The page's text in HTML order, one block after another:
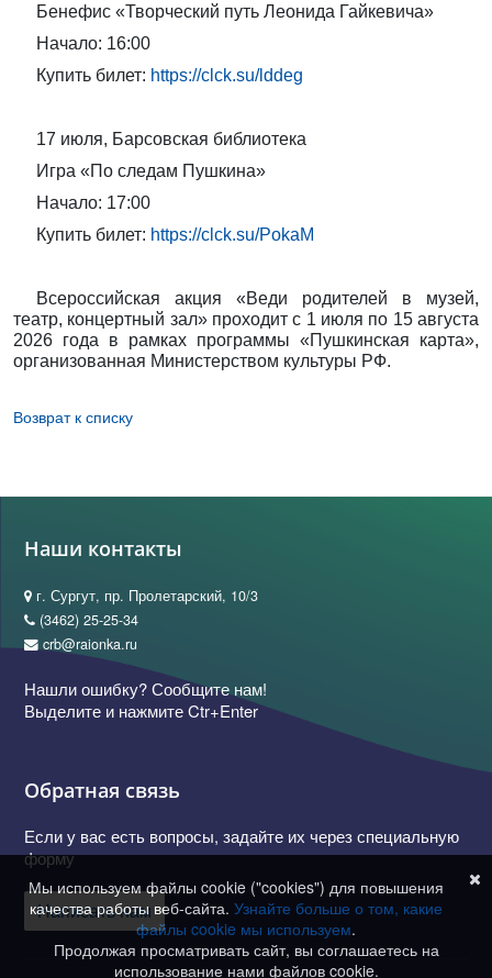
Бенефис «Творческий путь Леонида Гайкевича»
Начало: 16:00
Купить билет: https://clck.su/lddeg
17 июля, Барсовская библиотека
Игра «По следам Пушкина»
Начало: 17:00
Купить билет: https://clck.su/PokaM
Всероссийская акция «Веди родителей в музей,
театр, концертный зал» проходит с 1 июля по 15 августа
2026 года в рамках программы «Пушкинская карта»,
организованная Министерством культуры РФ.
Возврат к списку
Наши контакты
г. Сургут, пр. Пролетарский, 10/3
(3462) 25-25-34
crb@raionka.ru
Нашли ошибку? Сообщите нам!
Выделите и нажмите Ctr+Enter
Обратная связь
Если у вас есть вопросы, задайте их через специальную
форму
Написать нам
Мы используем файлы cookie ("cookies") для повышения
качества работы веб-сайта. Узнайте больше о том, какие
файлы cookie мы используем.
Продолжая просматривать сайт, вы соглашаетесь на
использование нами файлов cookie.